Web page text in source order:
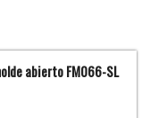
abierto FM066-SL